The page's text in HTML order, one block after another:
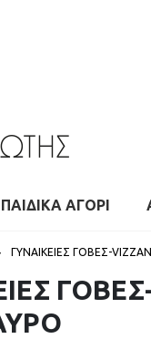
ΠΑΙΔΙΚΑ ΑΓΟΡΙ
ΓΥΝΑΙΚΕΙΕΣ ΓΟΒΕΣ-